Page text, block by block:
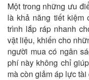
Một trong những ưu
là khả năng tiết kiệm
trình lắp ráp nhanh
vật liệu, khiến cho
người mua có ngân
phí này không chỉ
mà còn giảm áp lực tài